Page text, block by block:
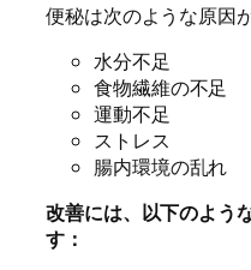
便秘は次のような原因
水分不足
食物繊維の不足
運動不足
ストレス
腸内環境の乱れ
改善には、以下のよう
す：